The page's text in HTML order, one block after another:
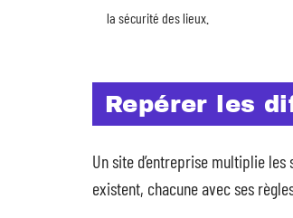
la sécurité des lieux.
Repérer les
Un site d’entreprise multiplie
existent, chacune avec ses